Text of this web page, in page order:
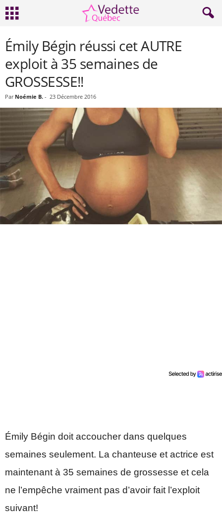
Émily Bégin réussi cet AUTRE
exploit à 35 semaines de
GROSSESSE!!
Par Noémie B. - 23 Décembre 2016
Émily Bégin doit accoucher dans quelques
semaines seulement. La chanteuse et actrice est
maintenant à 35 semaines de grossesse et cela
ne l’empêche vraiment pas d’avoir fait l’exploit
suivant!